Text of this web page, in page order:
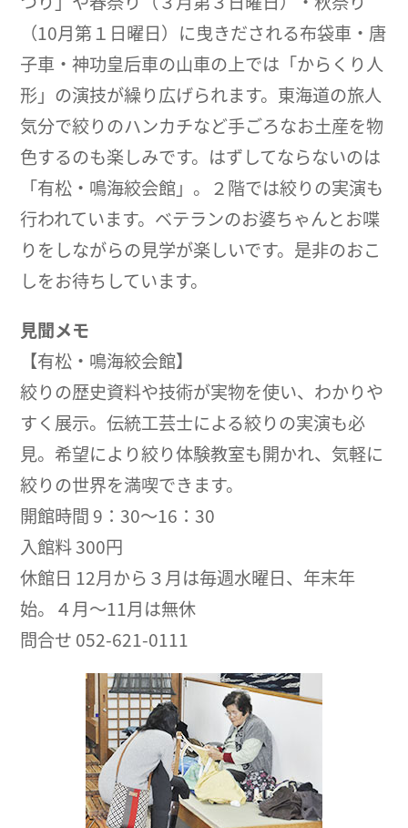
（10月第１日曜日）に曳きだされる布袋車・唐
子車・神功皇后車の山車の上では「からくり人
形」の演技が繰り広げられます。東海道の旅人
気分で絞りのハンカチなど手ごろなお土産を物
色するのも楽しみです。はずしてならないのは
「有松・鳴海絞会館」。２階では絞りの実演も
行われています。ベテランのお婆ちゃんとお喋
りをしながらの見学が楽しいです。是非のおこ
しをお待ちしています。
見聞メモ
【有松・鳴海絞会館】
絞りの歴史資料や技術が実物を使い、わかりや
すく展示。伝統工芸士による絞りの実演も必
見。希望により絞り体験教室も開かれ、気軽に
絞りの世界を満喫できます。
開館時間 9：30～16：30
入館料 300円
休館日 12月から３月は毎週水曜日、年末年
始。４月～11月は無休
問合せ 052-621-0111